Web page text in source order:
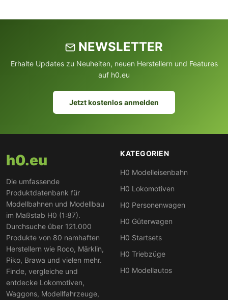
NEWSLETTER
Erhalte Updates zu Neuheiten, neuen Herstellern und Features
auf h0.eu
Jetzt kostenlos anmelden
h0.eu
Die umfassende
Produktdatenbank für
Modellbahnen und Modellbau
im Maßstab H0 (1:87).
Durchsuche über 121.000
Produkte von 80 namhaften
Herstellern wie Roco, Märklin,
Piko, Brawa und vielen mehr.
Finde, vergleiche und
entdecke Lokomotiven,
Waggons, Modellfahrzeuge,
KATEGORIEN
H0 Modelleisenbahn
H0 Lokomotiven
H0 Personenwagen
H0 Güterwagen
H0 Startsets
H0 Triebzüge
H0 Modellautos